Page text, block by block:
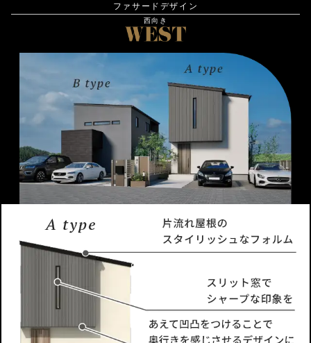
ファサードデザイン
西向き